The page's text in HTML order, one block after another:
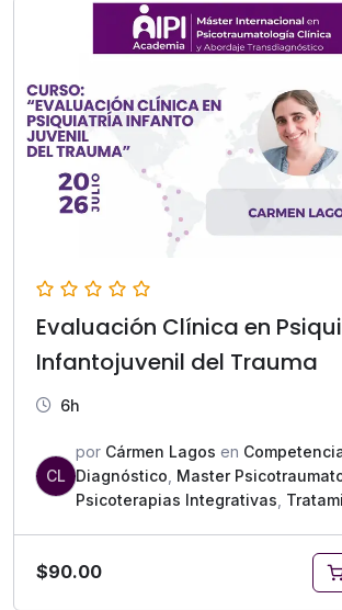
Evaluación Clínica en
Infantojuvenil del Trauma
6h
CL
por Cármen Lagos en
Diagnóstico Master
Psicoterapias Integrativas
$90.00